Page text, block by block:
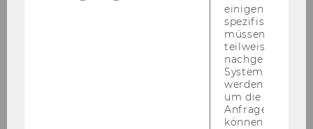
Der For­schungs­be­richt von Ga­brie­le Mras und
Ste­fan Rie­gel­nik liegt seit De­zem­ber 2009 auf.
einigen WU-
spezifischen
müssen
teilweise von
nachgelagerten
System
werden.
um die Antwort
Anfrage
können.